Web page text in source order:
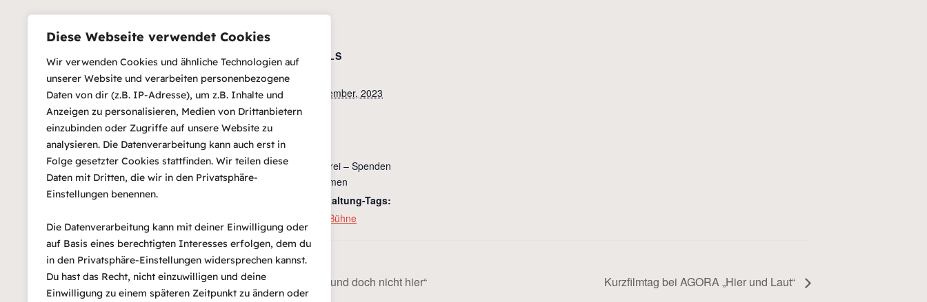
Diese Webseite verwendet Cookies
Wir verwenden Cookies und ähnliche Technologien auf
unserer Website und verarbeiten personenbezogene
Daten von dir (z.B. IP-Adresse), um z.B. Inhalte und
Anzeigen zu personalisieren, Medien von Drittanbietern
einzubinden oder Zugriffe auf unsere Website zu
analysieren. Die Datenverarbeitung kann auch erst in
Folge gesetzter Cookies stattfinden. Wir teilen diese
Daten mit Dritten, die wir in den Privatsphäre-
Einstellungen benennen.
Die Datenverarbeitung kann mit deiner Einwilligung oder
auf Basis eines berechtigten Interesses erfolgen, dem du
in den Privatsphäre-Einstellungen widersprechen kannst.
Du hast das Recht, nicht einzuwilligen und deine
Einwilligung zu einem späteren Zeitpunkt zu ändern oder
Zum Kalender hinzufügen
DETAILS
15 Dezember, 2023
Zeit:
Eintritt frei – Spenden
willkommen
Veranstaltung-Tags:
Offene Bühne
Lesung: UTA NABERT „Wieder da und doch nicht hier“ Kurzfilmtag bei AGORA „Hier und Laut“